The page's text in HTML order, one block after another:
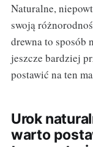
Naturalne,
swoją
drewna to sposób
jeszcze bardziej
postawić na ten
Urok
warto